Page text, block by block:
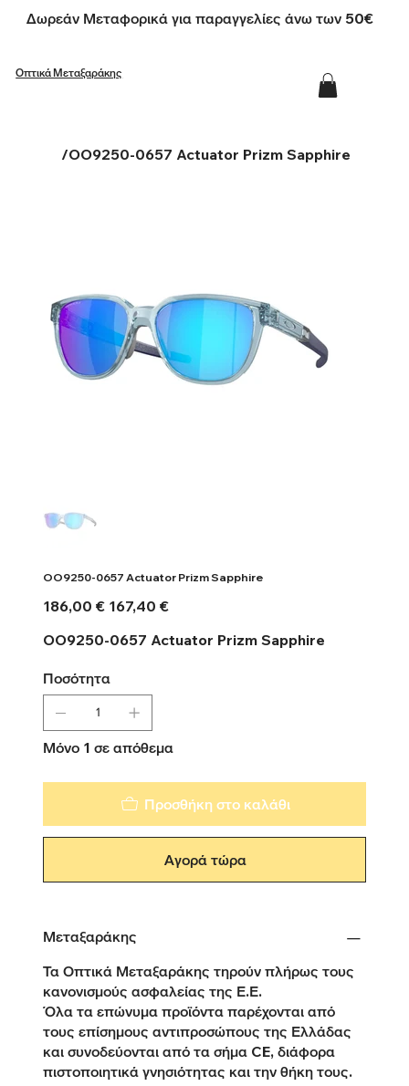
Δωρεάν Μεταφορικά για παραγγελίες άνω των 50€
Οπτικά Μεταξαράκης
/OO9250-0657 Actuator Prizm Sapphire
OO9250-0657 Actuator Prizm Sapphire
Αρχική
τιμή
186,00 €
Τιμή
έκπτωσης
167,40 €
OO9250-0657 Actuator Prizm Sapphire
Ποσότητα
Μόνο 1 σε απόθεμα
Προσθήκη στο καλάθι
Αγορά τώρα
Μεταξαράκης
Τα Οπτικά Μεταξαράκης τηρούν πλήρως τους
κανονισμούς ασφαλείας της Ε.Ε.
Όλα τα επώνυμα προϊόντα παρέχονται από
τους επίσημους αντιπροσώπους της Ελλάδας
και συνοδεύονται από τα σήμα CE, διάφορα
πιστοποιητικά γνησιότητας και την θήκη τους.